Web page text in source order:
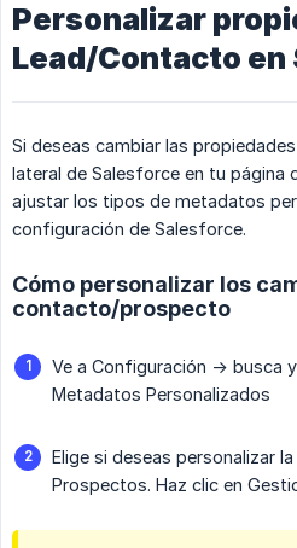
Personalizar
Lead/Contacto en
Si deseas cambiar las
lateral de Salesforce en tu página
ajustar los tipos de metadatos
configuración de Salesforce.
Cómo personalizar los
contacto/prospecto
Ve a Configuración -> busca
Metadatos Personalizados
Elige si deseas personalizar
Prospectos. Haz clic en